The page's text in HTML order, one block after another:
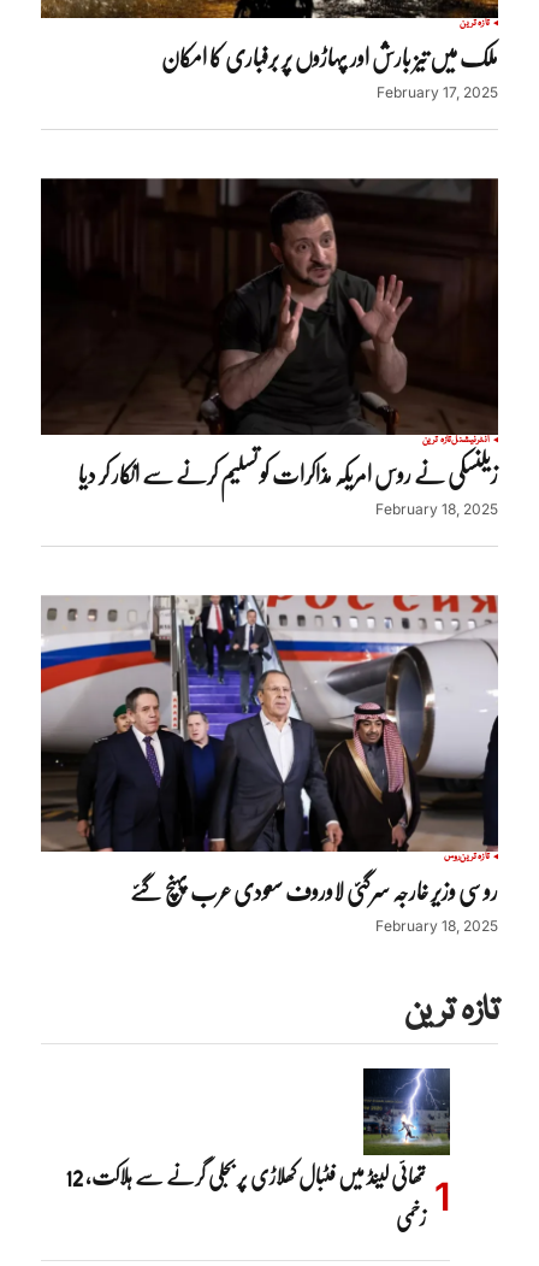
تازہ ترین
ملک میں تیز بارش اور پہاڑوں پر برفباری کا امکان
February 17, 2025
انٹرنیشنلتازہ ترین
زیلنسکی نے روس امریکہ مذاکرات کو تسلیم کرنے سے انکار کر دیا
February 18, 2025
تازہ ترینروس
روسی وزیر خارجہ سرگئی لاوروف سعودی عرب پہنچ گئے
February 18, 2025
تازہ ترین
تھائی لینڈ میں فٹبال کھلاڑی پر بجلی گرنے سے ہلاکت، 12
زخمی